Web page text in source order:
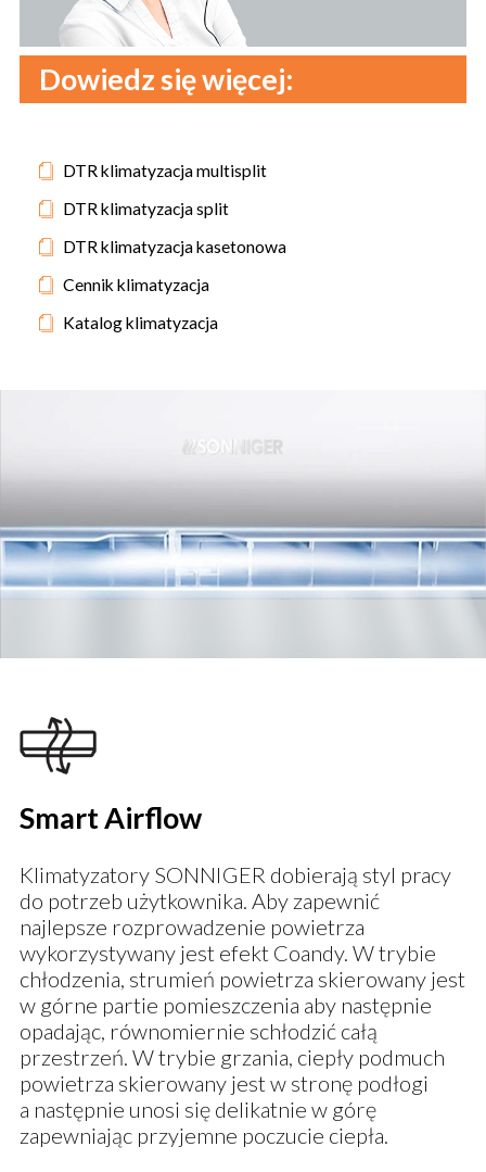
Dowiedz się więcej:
DTR klimatyzacja multisplit
DTR klimatyzacja split
DTR klimatyzacja kasetonowa
Cennik klimatyzacja
Katalog klimatyzacja
Smart Airflow
Klimatyzatory SONNIGER dobierają styl pracy
do potrzeb użytkownika. Aby zapewnić
najlepsze rozprowadzenie powietrza
wykorzystywany jest efekt Coandy. W trybie
chłodzenia, strumień powietrza skierowany jest
w górne partie pomieszczenia aby następnie
opadając, równomiernie schłodzić całą
przestrzeń. W trybie grzania, ciepły podmuch
powietrza skierowany jest w stronę podłogi
a następnie unosi się delikatnie w górę
zapewniając przyjemne poczucie ciepła.